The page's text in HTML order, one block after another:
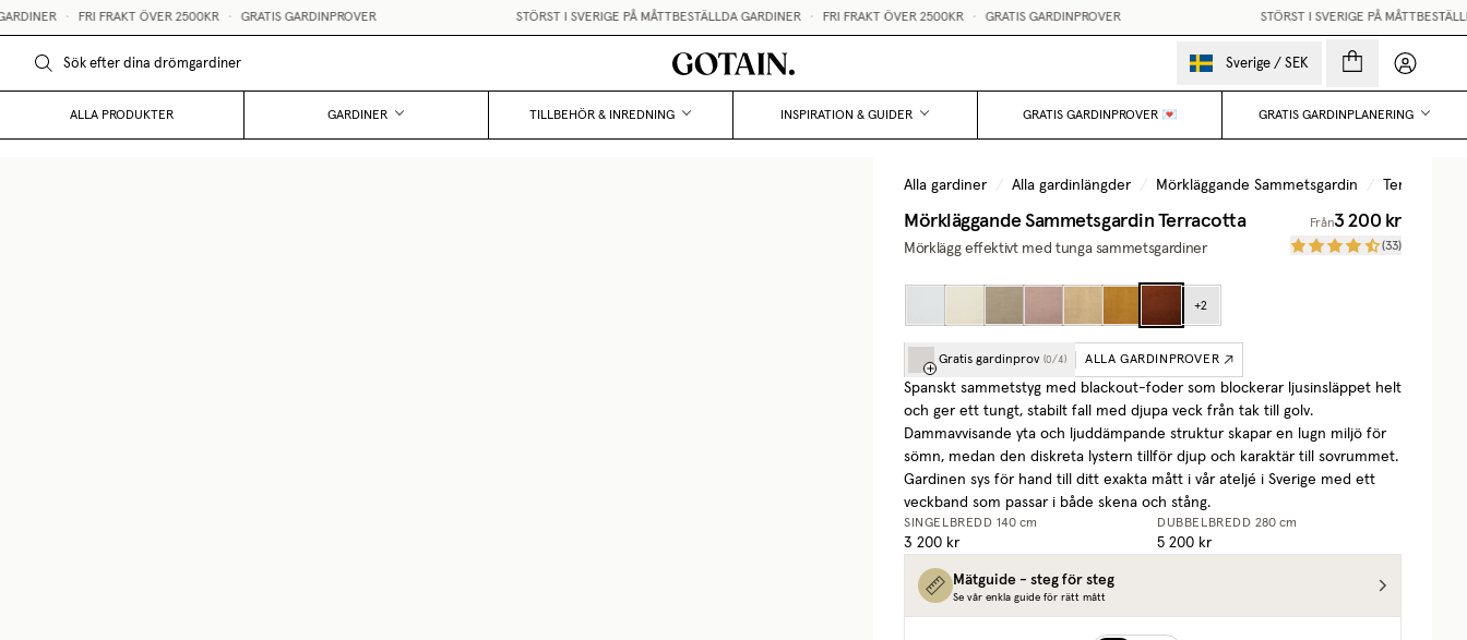
• FRI FRAKT ÖVER 2500KR • GRATIS GARDINPROVER STÖRST I SVERIGE PÅ MÅTTBESTÄLLDA GARDINER • FRI FRAKT ÖVER 2500KR • GRATIS GARDINPROVER STÖRST I SVERIGE PÅ
Sverige / SEK Mina
ALLA PRODUKTER GARDINER TILLBEHÖR & INREDNING INSPIRATION & GUIDER GRATIS GARDINPROVER 💌 GRATIS GARDINPLANERING
Alla gardiner / Alla gardinlängder / Mörkläggande Sammetsgardin / Terracotta
Mörkläggande SammetsgardinTerracotta
Mörklägg effektivt med tunga sammetsgardiner
Från3 200 kr
(33)
+2
Gratis gardinprov (0/4) ALLA GARDINPROVER
Spanskt sammetstyg med blackout-foder som blockerar ljusinsläppet helt
och ger ett tungt, stabilt fall med djupa veck från tak till golv.
Dammavvisande yta och ljuddämpande struktur skapar en lugn miljö för
sömn, medan den diskreta lystern tillför djup och karaktär till sovrummet.
Gardinen sys för hand till ditt exakta mått i vår ateljé i Sverige med ett
veckband som passar i både skena och stång.
SINGELBREDD 140 cm
3 200 kr
DUBBELBREDD 280 cm
5 200 kr
Mätguide - steg för steg
Se vår enkla guide för rätt mått